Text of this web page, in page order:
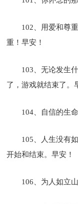
102、用爱和尊
重！早安！
103、无论发生
了，游戏就结束了。
104、自信的生
105、人生没有
开始和结束。早安！
106、为人如立